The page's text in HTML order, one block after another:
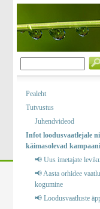
Pealeht
Tutvustus
Juhendvideod
Infot loodusvaatlejale
käimasolevad
📢 Uus imetajate
📢 Aasta orhidee
kogumine
📢 Loodusvaatluste